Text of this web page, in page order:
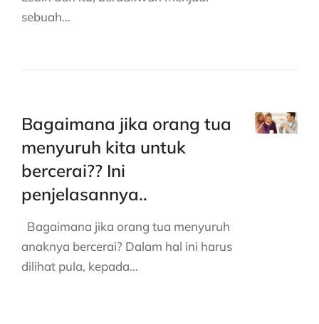
sebuah…
Bagaimana jika orang tua
menyuruh kita untuk
bercerai?? Ini
penjelasannya..
Bagaimana jika orang tua menyuruh
anaknya bercerai? Dalam hal ini harus
dilihat pula, kepada…